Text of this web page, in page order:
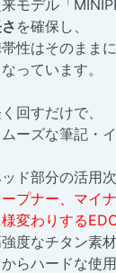
モデル「
を確保し、
性はそのまま
っています。
回すだけで、
ーズな筆記・
ド部分の活用
プナー、マイ
変わりする
度なチタン素
らハードな使